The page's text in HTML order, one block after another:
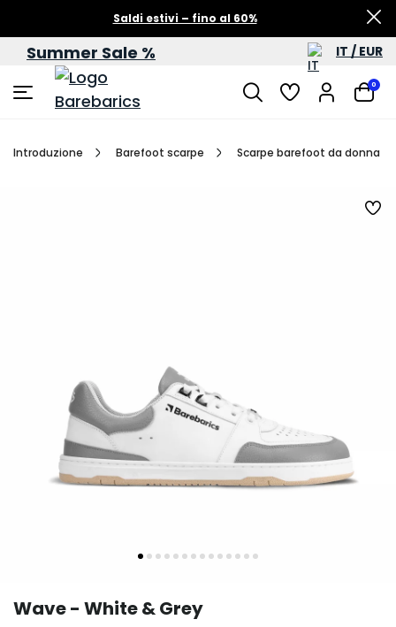
Saldi estivi – fino al 60%
Summer Sale % IT / EUR
0
Introduzione Barefoot scarpe Scarpe barefoot da donna
Wave - White & Grey